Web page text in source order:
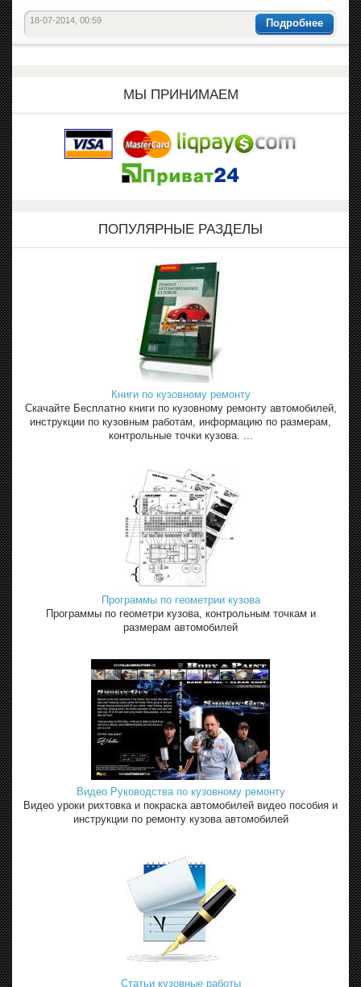
Подробнее
18-07-2014, 00:59
МЫ ПРИНИМАЕМ
ПОПУЛЯРНЫЕ РАЗДЕЛЫ
Книги по кузовному ремонту
Скачайте Бесплатно книги по кузовному ремонту автомобилей,
инструкции по кузовным работам, информацию по размерам,
контрольные точки кузова. ...
Программы по геометрии кузова
Программы по геометри кузова, контрольным точкам и
размерам автомобилей
Видео Руководства по кузовному ремонту
Видео уроки рихтовка и покраска автомобилей видео пособия и
инструкции по ремонту кузова автомобилей
Статьи кузовные работы